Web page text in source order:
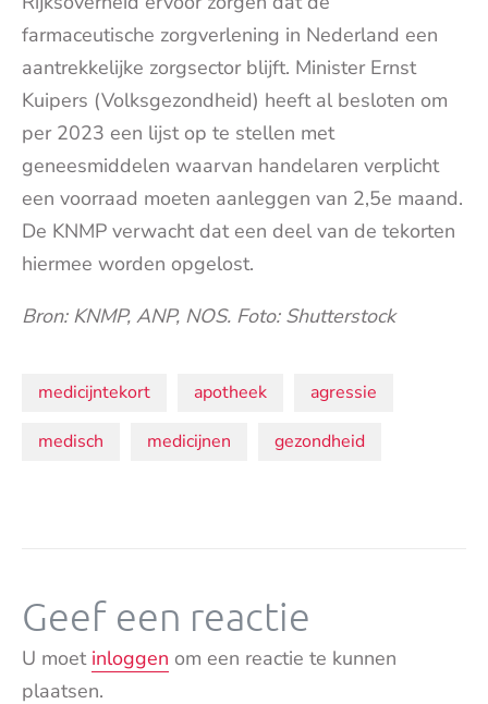
farmaceutische zorgverlening in Nederland een
aantrekkelijke zorgsector blijft. Minister Ernst
Kuipers (Volksgezondheid) heeft al besloten om
per 2023 een lijst op te stellen met
geneesmiddelen waarvan handelaren verplicht
een voorraad moeten aanleggen van 2,5e maand.
De KNMP verwacht dat een deel van de tekorten
hiermee worden opgelost.
Bron: KNMP, ANP, NOS. Foto: Shutterstock
Onderwerpen:
medicijntekort apotheek agressie
medisch medicijnen gezondheid
Geef een reactie
U moet inloggen om een reactie te kunnen
plaatsen.